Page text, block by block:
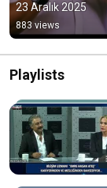
23 Aralık 2025
883 views
Playlists